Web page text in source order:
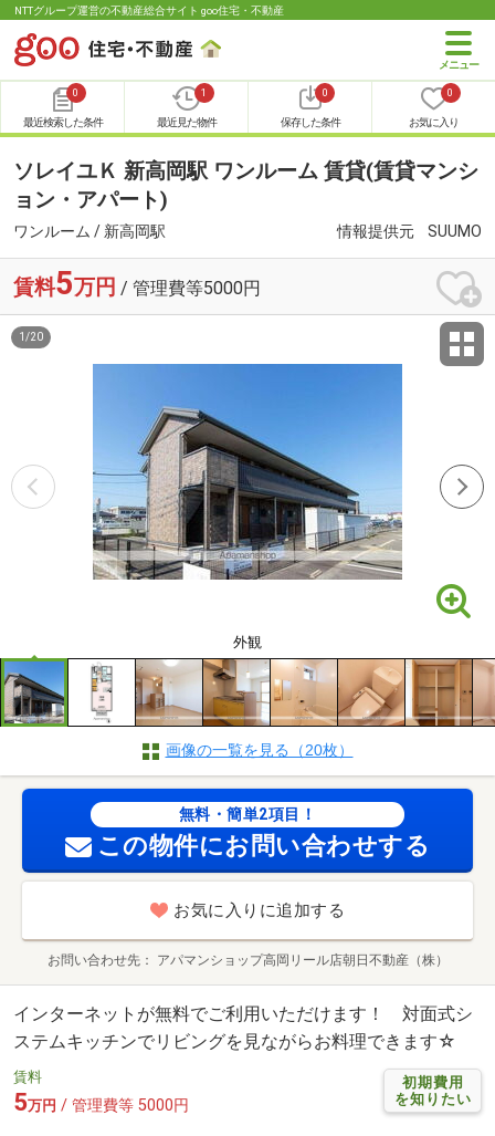
NTTグループ運営の不動産総合サイト goo住宅・不動産
0
最近検索した条件
1
最近見た物件
0
保存した条件
0
お気に入り
ソレイユＫ 新高岡駅 ワンルーム 賃貸(賃貸マンシ
ョン・アパート)
ワンルーム / 新高岡駅 情報提供元 SUUMO
賃料5万円 / 管理費等5000円
外観
1 /20
画像の一覧を見る（20枚）
無料・簡単2項目！
この物件にお問い合わせする
お気に入りに追加する
お問い合わせ先 アパマンショップ高岡リール店朝日不動産（株）
インターネットが無料でご利用いただけます！ 対面式シ
ステムキッチンでリビングを見ながらお料理できます☆
初期費用
を知りたい
賃料
5万円 / 管理費等 5000円